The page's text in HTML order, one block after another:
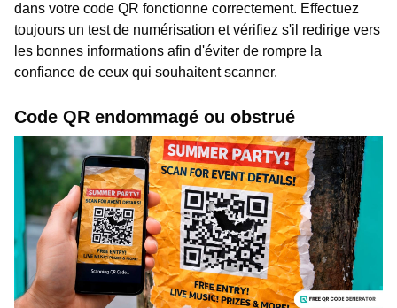
dans votre code QR fonctionne correctement. Effectuez
toujours un test de numérisation et vérifiez s'il redirige vers
les bonnes informations afin d'éviter de rompre la
confiance de ceux qui souhaitent scanner.
Code QR endommagé ou obstrué